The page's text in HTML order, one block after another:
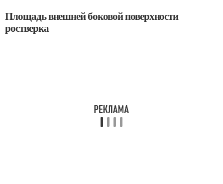
Площадь внешней боковой поверхности
ростверка